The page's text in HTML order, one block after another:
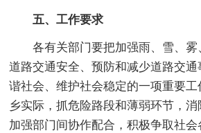
五、工作要求
各有关部门要把加强雨、雪、
道路交通安全、预防和减少道路交通
谐社会、维护社会稳定的一项重要
乡实际，抓危险路段和薄弱环节，
加强部门间协作配合，积极争取社会